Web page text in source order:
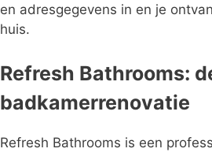
en adresgegevens in en je
huis.
Refresh Bathrooms:
badkamerrenovatie
Refresh Bathrooms is een